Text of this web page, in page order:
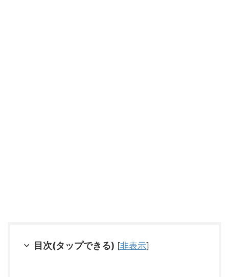
目次(タップできる) [非表示]